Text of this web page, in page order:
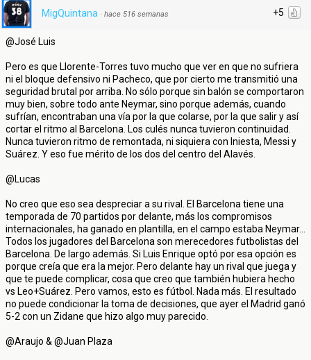
+5
MigQuintana · hace 516 semanas
@José Luis
Pero es que Llorente-Torres tuvo mucho que ver en que no sufriera
ni el bloque defensivo ni Pacheco, que por cierto me transmitió una
seguridad brutal por arriba. No sólo porque sin balón se comportaron
muy bien, sobre todo ante Neymar, sino porque además, cuando
sufrían, encontraban una vía por la que colarse, por la que salir y así
cortar el ritmo al Barcelona. Los culés nunca tuvieron continuidad.
Nunca tuvieron ritmo de remontada, ni siquiera con Iniesta, Messi y
Suárez. Y eso fue mérito de los dos del centro del Alavés.
@Lucas
No creo que eso sea despreciar a su rival. El Barcelona tiene una
temporada de 70 partidos por delante, más los compromisos
internacionales, ha ganado en plantilla, en el campo estaba Neymar...
Todos los jugadores del Barcelona son merecedores futbolistas del
Barcelona. De largo además. Si Luis Enrique optó por esa opción es
porque creía que era la mejor. Pero delante hay un rival que juega y
que te puede complicar, cosa que creo que también hubiera hecho
vs Leo+Suárez. Pero vamos, esto es fútbol. Nada más. El resultado
no puede condicionar la toma de decisiones, que ayer el Madrid ganó
5-2 con un Zidane que hizo algo muy parecido.
@Araujo & @Juan Plaza